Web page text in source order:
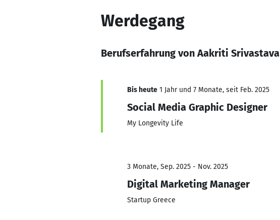
Werdegang
Berufserfahrung von Aakriti Srivastava
Bis heute 1 Jahr und 7 Monate, seit Feb. 2025
Social Media Graphic Designer
My Longevity Life
3 Monate, Sep. 2025 - Nov. 2025
Digital Marketing Manager
Startup Greece